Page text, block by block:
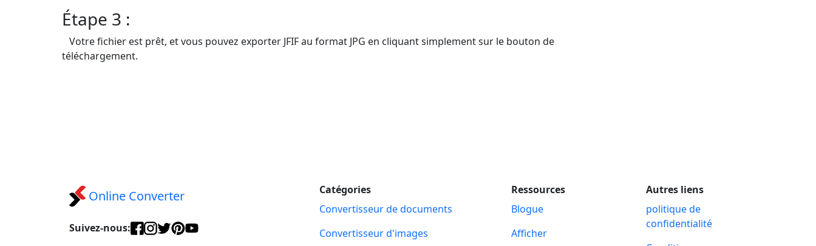
Étape 3 :
Votre fichier est prêt, et vous pouvez exporter JFIF au format JPG en cliquant simplement sur le bouton de
téléchargement.
Online Converter
Suivez-nous:
Catégories
Convertisseur de documents
Convertisseur d'images
Ressources
Blogue
Afficher
Autres liens
politique de
confidentialité